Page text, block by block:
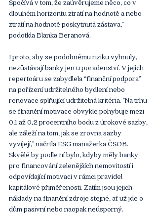
Spočívá v tom, že zaúvěrujeme něco, co v
dlouhém horizontu ztratí na hodnotě a nebo
ztratí na hodnotě poskytnutá zástava,"
podotkla Blanka Beranová.
I proto, aby se podobnému riziku vyhnuly,
nezůstávají banky jen u poradenství. V jejich
repertoáru se zabydlela “finanční podpora”
na pořízení udržitelného bydlení nebo
renovace splňující udržitelná kritéria. "Na trhu
se finanční motivace obvykle pohybuje mezi
0,1 až 0,2 procentního bodu z úrokové sazby,
ale záleží na tom, jak se zrovna sazby
vyvíjejí," načrtla ESG manažerka ČSOB.
Skvělé by podle ní bylo, kdyby měly banky
pro financování zelenějších nemovitostí i
odpovídající motivaci v rámci pravidel
kapitálové přiměřenosti. Zatím jsou jejich
náklady na finanční zdroje stejné, ať už jde o
dům pasivní nebo naopak neúsporný.